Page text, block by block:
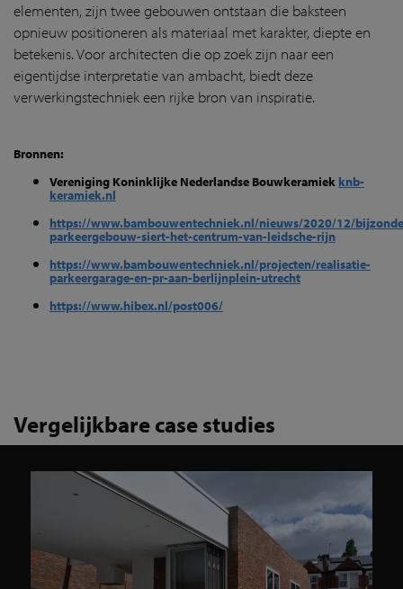
elementen, zijn twee gebouwen ontstaan die baksteen
opnieuw positioneren als materiaal met karakter, diepte en
betekenis. Voor architecten die op zoek zijn naar een
eigentijdse interpretatie van ambacht, biedt deze
verwerkingstechniek een rijke bron van inspiratie.
Bronnen:
Vereniging Koninklijke Nederlandse Bouwkeramiek knb-
keramiek.nl
https://www.bambouwentechniek.nl/nieuws/2020/12/
parkeergebouw-siert-het-centrum-van-leidsche-rijn
https://www.bambouwentechniek.nl/projecten/realisatie-
parkeergarage-en-pr-aan-berlijnplein-utrecht
https://www.hibex.nl/post006/
Vergelijkbare case studies